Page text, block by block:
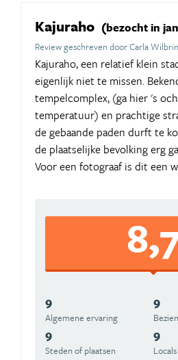
Kajuraho (bezocht in
Review geschreven door Carla
Kajuraho, een relatief klein
eigenlijk niet te missen.
tempelcomplex, (ga hier 's
temperatuur) en prachtige
de gebaande paden durft te
de plaatselijke bevolking erg
Voor een fotograaf is dit een
9
Algemene ervaring
9
9
Steden of plaatsen
9
Locals